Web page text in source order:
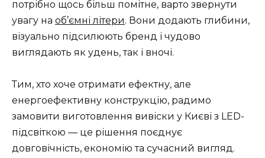
потрібно щось більш помітне, варто звернути
увагу на об’ємні літери. Вони додають глибини,
візуально підсилюють бренд і чудово
виглядають як удень, так і вночі.
Тим, хто хоче отримати ефектну, але
енергоефективну конструкцію, радимо
замовити виготовлення вивіски у Києві з LED-
підсвіткою — це рішення поєднує
довговічність, економію та сучасний вигляд.